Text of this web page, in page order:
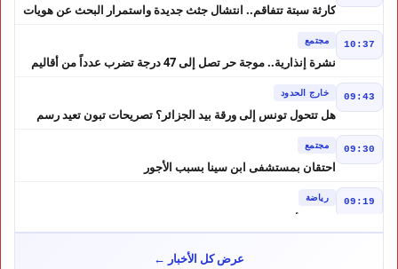
كارثة سبتة تتفاقم.. انتشال جثث جديدة واستمرار البحث عن هويات
10:37 مجتمع
نشرة إنذارية.. موجة حر تصل إلى 47 درجة تضرب عدداً من أقاليم
09:43 خارج الحدود
هل تتحول تونس إلى ورقة بيد الجزائر؟ تصريحات تبون تعيد رسم
09:30 مجتمع
احتقان بمستشفى ابن سينا بسبب الأجور
09:19 رياضة
لبؤات الأطلس إلى ربع النهائي في الصدارة
عرض كل الأخبار ←